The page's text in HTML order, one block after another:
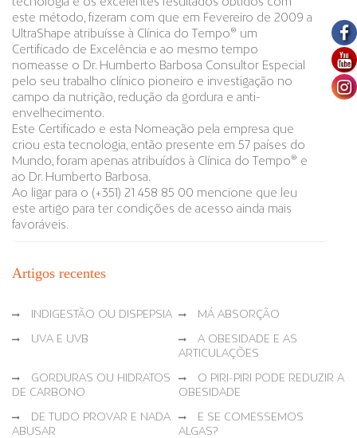
tecnologia e os excelentes resultados obtidos com
este método, fizeram com que em Fevereiro de 2009 a
UltraShape atribuísse à Clínica do Tempo® um
Certificado de Excelência e ao mesmo tempo
nomeasse o Dr. Humberto Barbosa Consultor Especial
pelo seu trabalho clínico pioneiro e investigação no
campo da nutrição, redução da gordura e anti-
envelhecimento.
Este Certificado e esta Nomeação pela empresa que
criou esta tecnologia, então presente em 57 países do
Mundo, foram apenas atribuídos à Clínica do Tempo® e
ao Dr. Humberto Barbosa.
Ao ligar para o (+351) 21 458 85 00 mencione que leu
este artigo para ter condições de acesso ainda mais
favoráveis.
Artigos recentes
INDIGESTÃO OU DISPEPSIA MÁ ABSORÇÃO
UVA E UVB
A OBESIDADE E AS
ARTICULAÇÕES
GORDURAS OU HIDRATOS
DE CARBONO
O PIRI-PIRI PODE REDUZIR A
OBESIDADE
DE TUDO PROVAR E NADA
ABUSAR
E SE COMESSEMOS
ALGAS?